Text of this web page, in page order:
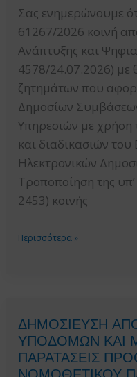
ΟΙΚΟΝΟΜΙΚΩΝ
ΦΟΡΕΩΝ
ΕΝΑΝΤΙ
ΕΠΑΓΓΕΛΜΑΤΙΚΩΝ
ΚΙΝΔΥΝΩΝ
ΣΕ
ΔΙΑΓΩΝΙΣΜΟΥΣ
ΜΕΛΕΤΩΝ,
ΤΕΧΝΙΚΩΝ
ΚΑΙ
ΛΟΙΠΩΝ
ΕΠΙΣΤΗΜΟΝΙΚΩΝ
Σας ενημερώνουμε
61267/2026 κοινή
Ανάπτυξης και
4578/24.07.2026) με
ζητημάτων που
Δημοσίων
Υπηρεσιών με χρήση
και διαδικασιών
Ηλεκτρονικών
Τροποποίηση της
2453) κοινής
ΤΡΟΠΟΠΟΙΗΣΗ
ΚΥΑ
ΕΣΗΔΗΣ
(ΠΡΟΜΗΘΕΙΕΣ-
Περισσότερα »
ΔΗΜΟΣΙΕΥΣΗ
ΥΠΟΔΟΜΩΝ ΚΑΙ
ΠΑΡΑΤΑΣΕΙΣ